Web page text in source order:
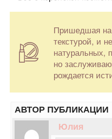
Пришедшая на
текстурой, и
натуральных,
но
рождается
АВТОР ПУБЛИКАЦИИ
Юлия